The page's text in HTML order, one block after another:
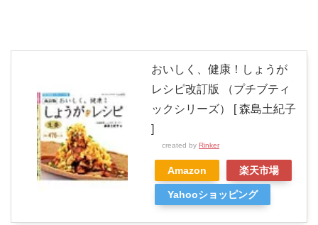
おいしく、健康！しょうが
レシピ改訂版 （プチブティ
ックシリーズ） [ 森島土紀子
]
created by Rinker
Amazon 楽天市場
Yahooショッピング